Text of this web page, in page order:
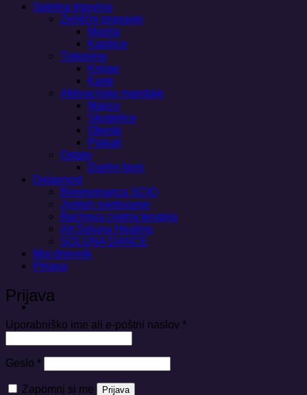
Spletna trgovina
Zeliščni pripravki
Mazila
Kapljice
Tiskovine
Knjige
Karte
Aktivacijske mandale
Majice
Skodelice
Obeski
Plakati
Ostalo
Darilni boni
Dejavnost
Bioresonanca SCIO
Jyotish svetovanje
Bachova cvetna terapija
Art Soluna Healing
SOLUNA DANCE
Moj dnevnik
Prijava
Prijava
Uporabniško ime ali e-poštni naslov *Zahtevano
Geslo *Zahtevano
Zapomni si me Prijava